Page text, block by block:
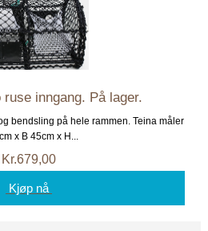
inngang. På lager.
bendsling på hele rammen. Teina måler
x B 45cm x H...
Kr.679,00
Kjøp nå